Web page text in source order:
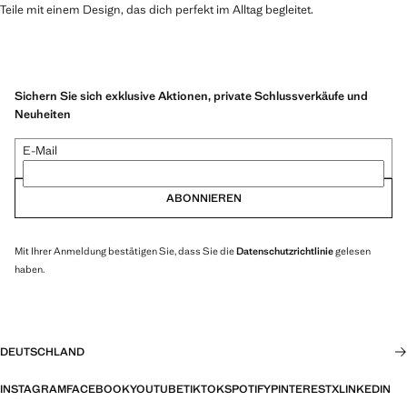
Teile mit einem Design, das dich perfekt im Alltag begleitet.
Sichern Sie sich exklusive Aktionen, private Schlussverkäufe und
Neuheiten
E-Mail
ABONNIEREN
Mit Ihrer Anmeldung bestätigen Sie, dass Sie dieDatenschutzrichtliniegelesen
haben.
DEUTSCHLAND
INSTAGRAMFACEBOOKYOUTUBETIKTOKSPOTIFYPINTERESTXLINKEDIN